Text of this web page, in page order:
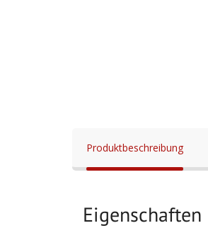
Produktbeschreibung
Eigenschaften